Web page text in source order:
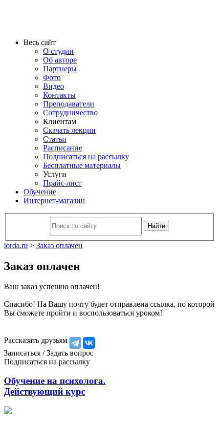
Весь сайт
О студии
Об авторе
Партнеры
Фото
Видео
Контакты
Преподаватели
Сотрудничество
Клиентам
Скачать лекции
Статьи
Расписание
Подписаться на рассылку
Бесплатные материалы
Услуги
Прайс-лист
Обучение
Интернет-магазин
Найти
iorda.ru > Заказ оплачен
Заказ оплачен
Ваш заказ успешно оплачен!
Спасибо! На Вашу почту будет отправлена ссылка, по которой
Вы сможете пройти и воспользоваться уроком!
Рассказать друзьям
Записаться / Задать вопрос
Подписаться на рассылку
Обучение на психолога.
Действующий курс